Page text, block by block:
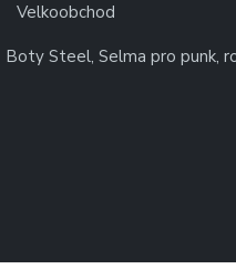
Velkoobchod
Boty Steel, Selma pro punk,